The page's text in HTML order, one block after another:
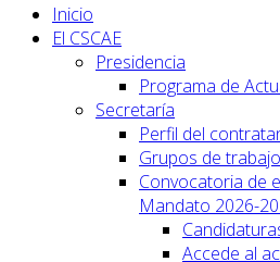
Inicio
El CSCAE
Presidencia
Programa de
Secretaría
Perfil del
Grupos de trabajo
Convocatoria de
Mandato 2026-
Accede al